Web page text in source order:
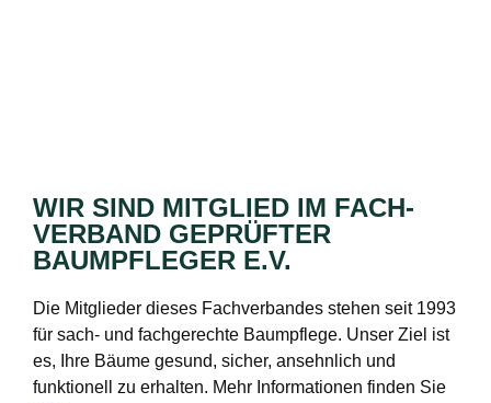
WIR SIND MITGLIED IM FACH­
VERBAND GEPRÜFTER
BAUMPFLEGER E.V.
Die Mitglieder dieses Fachverbandes stehen seit 1993
für sach- und fachgerechte Baumpflege. Unser Ziel ist
es, Ihre Bäume gesund, sicher, ansehnlich und
funktionell zu erhalten. Mehr Informationen finden Sie